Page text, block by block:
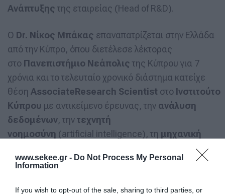
www.sekee.gr - Do Not Process My Personal
Information
If you wish to opt-out of the sale, sharing to third parties, or
Ανάπτυξης της εταιρείας (Head of R&D).
O Dr. Νίκος Μπάκας επαναπατρίζεται στην Ελλάδα
από την Κύπρο, όπου διετέλεσε λέκτορας
στο Πανεπιστήμιο Νεάπολις της Κύπρου για 7
χρόνια και το τελευταίο χρονικό διάστημα κατείχε
θέση AssociateResearch Scientist στο Ινστιτούτο
Κύπρου με αντικείμενο έρευνας, την ανάλυση
δεδομένων, τηντεχνητή
νοημοσύνη (artificial intelligence), τη μηχανική
αξιοποίησηυπερ-υπολογιστών(supercomputers)
διδακτορικού τίτλου στηνΥπολογιστική